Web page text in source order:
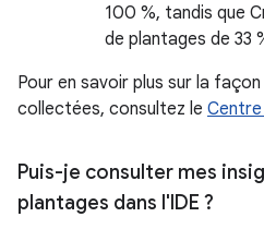
100 %, tandis que
de plantages de 33
Pour en savoir plus sur la
collectées, consultez le Centre
Puis-je consulter mes
plantages dans l'IDE ?